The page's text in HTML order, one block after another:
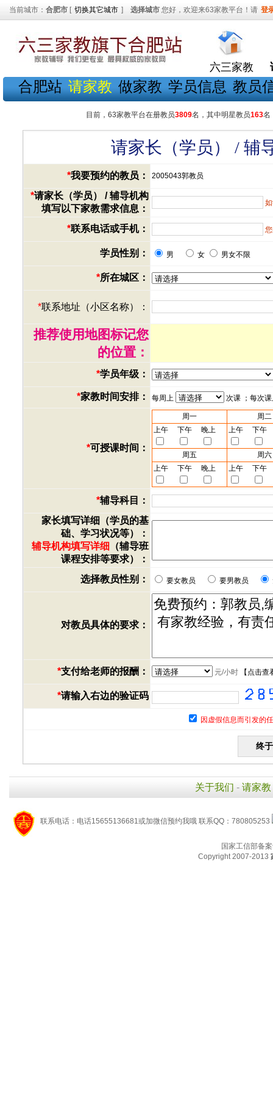
当前城市： 合肥市 [ 切换其它城市 ] 选择城市 您好，欢迎来63家教平台！请 登
六三家教
合肥站 请家教 做家教 学员信息 教员
目前，63家教平台在册教员3809名，其中明星教员163名
请家长（学员） / 辅
*我要预约的教员： 2005043郭教员
*请家长（学员） / 辅导机构
填写以下家教需求信息：
*联系电话或手机：
学员性别： 男 女 男女不限
*所在城区：
*联系地址（小区名称）：
推荐使用地图标记您
的位置：
*学员年级：
*家教时间安排： 每周上 次课 ；每次
*可授课时间：
周一
周二
上午
下午 晚上 上午 下午
周五
周六
上午
下午 晚上 上午 下午
*辅导科目：
家长填写详细（学员的基
础、学习状况等）：
辅导机构填写详细 （辅导班
课程安排等要求）：
选择教员性别：
要女教员 要男教员
对教员具体的要求：
*支付给老师的报酬： 元/小时【 点击查
*请输入右边的验证码
因虚假信息而引发的
关于我们 - 请家教
联系电话：电话15655136681或加微信预约我哦 联系QQ：780805253
国家工信部备
Copyright 2007-2013